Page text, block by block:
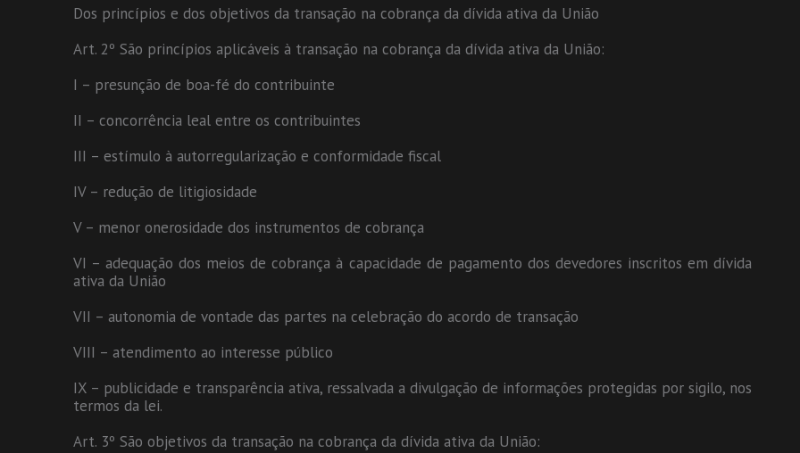
Dos princípios e dos objetivos da transação na cobrança da dívida ativa da União
Art. 2º São princípios aplicáveis à transação na cobrança da dívida ativa da União:
I – presunção de boa-fé do contribuinte
II – concorrência leal entre os contribuintes
III – estímulo à autorregularização e conformidade fiscal
IV – redução de litigiosidade
V – menor onerosidade dos instrumentos de cobrança
VI – adequação dos meios de cobrança à capacidade de pagamento dos devedores inscritos em dívida
ativa da União
VII – autonomia de vontade das partes na celebração do acordo de transação
VIII – atendimento ao interesse público
IX – publicidade e transparência ativa, ressalvada a divulgação de informações protegidas por sigilo, nos
termos da lei.
Art. 3º São objetivos da transação na cobrança da dívida ativa da União: